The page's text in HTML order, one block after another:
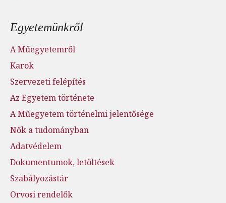
Lábléc menü
Egyetemünkről
A Műegyetemről
Karok
Szervezeti felépítés
Az Egyetem története
A Műegyetem történelmi jelentősége
Nők a tudományban
Adatvédelem
Dokumentumok, letöltések
Szabályozástár
Orvosi rendelők